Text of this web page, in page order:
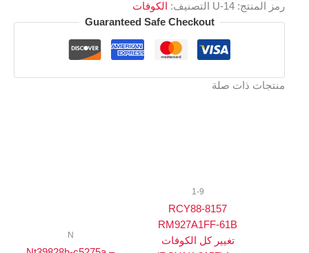
رمز المنتج: 14-U التصنيف:
الكوفات
Guaranteed Safe Checkout
منتجات ذات صلة
1-9
8157-RCY88
RM927A1FF-61B
تغيير كل الكوفات
N